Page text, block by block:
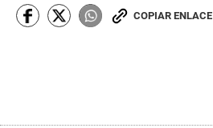
COPIAR ENLACE